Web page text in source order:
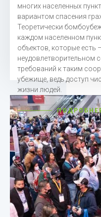
многих населенных
вариантом спасения
Теоретически
каждом населенном
объектов, которые есть
неудовлетворительном
требований к таким
убежище, ведь доступ
жизни людей.